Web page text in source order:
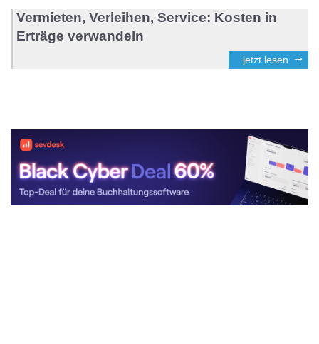
Vermieten, Verleihen, Service: Kosten in
Erträge verwandeln
jetzt lesen